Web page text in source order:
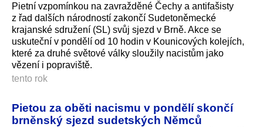
Pietní vzpomínkou na zavražděné Čechy a antifašisty
z řad dalších národností zakončí Sudetoněmecké
krajanské sdružení (SL) svůj sjezd v Brně. Akce se
uskuteční v pondělí od 10 hodin v Kounicových kolejích,
které za druhé světové války sloužily nacistům jako
vězení i popraviště.
tento rok
Pietou za oběti nacismu v pondělí skončí
brněnský sjezd sudetských Němců